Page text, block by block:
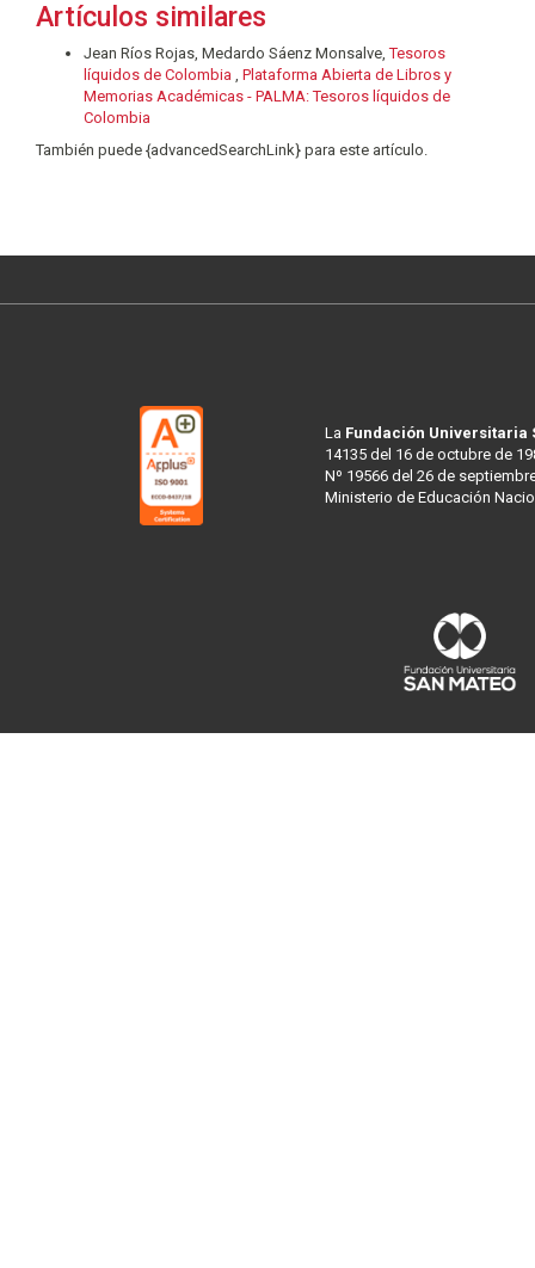
Artículos similares
Jean Ríos Rojas, Medardo Sáenz Monsalve,Tesoros
líquidos de Colombia , Plataforma Abierta de Libros y
Memorias Académicas - PALMA: Tesoros líquidos de
Colombia
También puede {advancedSearchLink} para este artículo.
La Fundación Universitaria
14135 del 16 de octubre de
Nº 19566 del 26 de
Ministerio de Educación